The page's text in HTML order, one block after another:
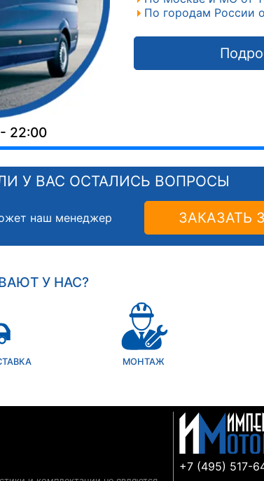
22:00
По городам России
У ВАС ОСТАЛИСЬ ВОПРОСЫ
наш менеджер ЗАКАЗАТЬ
У НАС?
МОНТАЖ
+7 (495) 517-